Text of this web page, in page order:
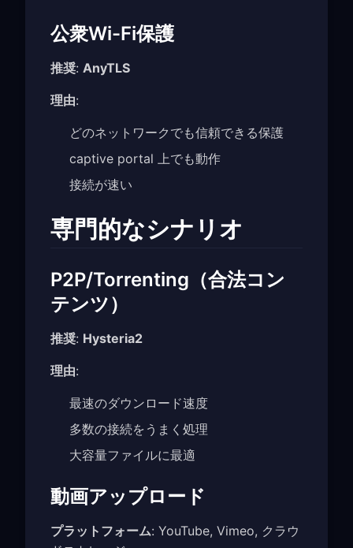
公衆Wi-Fi保護
推奨: AnyTLS
理由:
どのネットワークでも信頼できる保護
captive portal 上でも動作
接続が速い
専門的なシナリオ
P2P/Torrenting（合法コン
テンツ）
推奨: Hysteria2
理由:
最速のダウンロード速度
多数の接続をうまく処理
大容量ファイルに最適
動画アップロード
プラットフォーム: YouTube, Vimeo, クラウ